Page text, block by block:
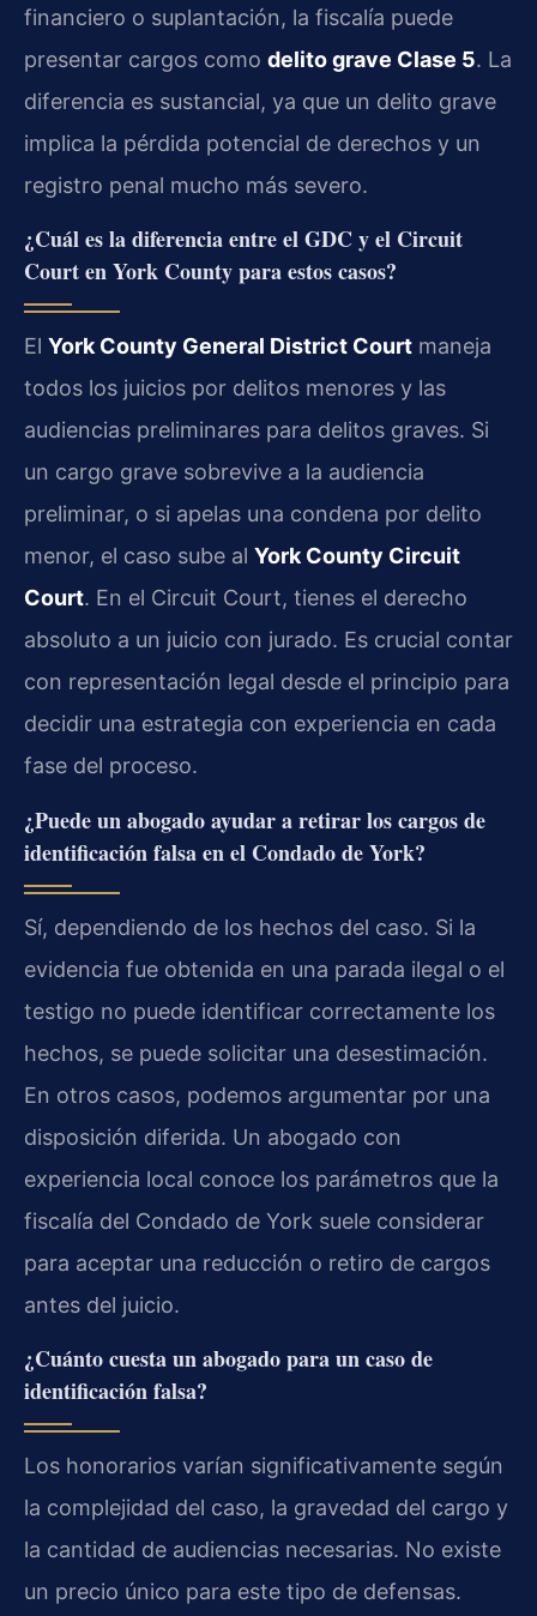
financiero o suplantación, la fiscalía puede
presentar cargos como delito grave Clase 5. La
diferencia es sustancial, ya que un delito grave
implica la pérdida potencial de derechos y un
registro penal mucho más severo.
¿Cuál es la diferencia entre el GDC y el Circuit
Court en York County para estos casos?
El York County General District Court maneja
todos los juicios por delitos menores y las
audiencias preliminares para delitos graves. Si
un cargo grave sobrevive a la audiencia
preliminar, o si apelas una condena por delito
menor, el caso sube al York County Circuit
Court. En el Circuit Court, tienes el derecho
absoluto a un juicio con jurado. Es crucial contar
con representación legal desde el principio para
decidir una estrategia con experiencia en cada
fase del proceso.
¿Puede un abogado ayudar a retirar los cargos de
identificación falsa en el Condado de York?
Sí, dependiendo de los hechos del caso. Si la
evidencia fue obtenida en una parada ilegal o el
testigo no puede identificar correctamente los
hechos, se puede solicitar una desestimación.
En otros casos, podemos argumentar por una
disposición diferida. Un abogado con
experiencia local conoce los parámetros que la
fiscalía del Condado de York suele considerar
para aceptar una reducción o retiro de cargos
antes del juicio.
¿Cuánto cuesta un abogado para un caso de
identificación falsa?
Los honorarios varían significativamente según
la complejidad del caso, la gravedad del cargo y
la cantidad de audiencias necesarias. No existe
un precio único para este tipo de defensas.